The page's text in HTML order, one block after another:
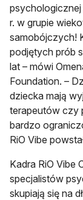
psychologicznej
r. w grupie
samobójczych!
podjętych prób
lat – mówi
Foundation. –
dziecka mają
terapeutów czy
bardzo
RiO Vibe
Kadra RiO Vibe
specjalistów
skupiają się na